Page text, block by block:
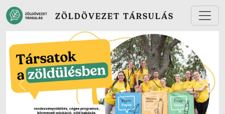
Ugrás a tartalomra
ZÖLDÖVEZET TÁRSULÁS
Előző